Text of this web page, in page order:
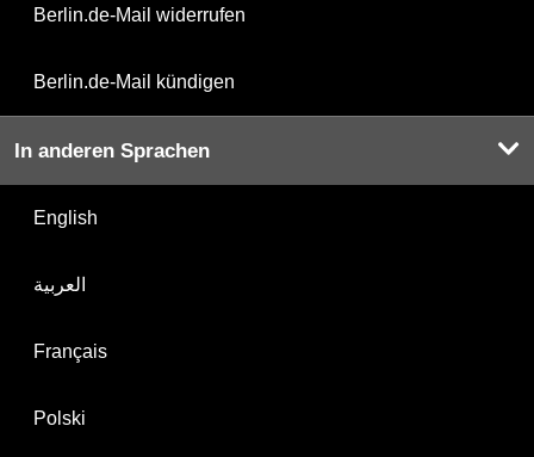
Berlin.de-Mail widerrufen
Berlin.de-Mail kündigen
In anderen Sprachen
English
العربية
Français
Polski